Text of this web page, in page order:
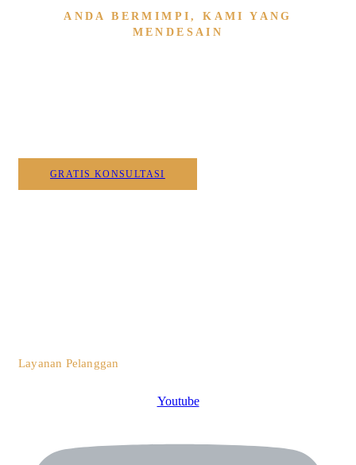
ANDA BERMIMPI, KAMI YANG
MENDESAIN
GRATIS KONSULTASI
Layanan Pelanggan
Youtube